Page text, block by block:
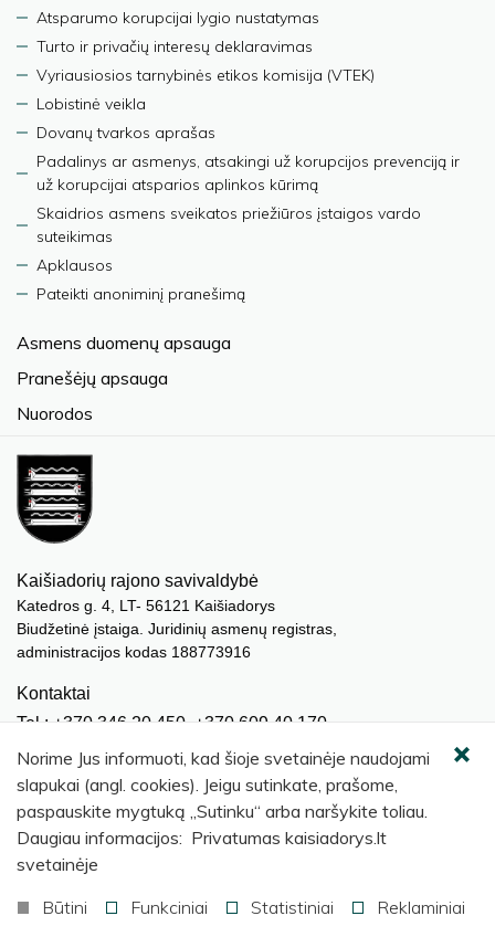
Atsparumo korupcijai lygio nustatymas
Turto ir privačių interesų deklaravimas
Vyriausiosios tarnybinės etikos komisija (VTEK)
Lobistinė veikla
Dovanų tvarkos aprašas
Padalinys ar asmenys, atsakingi už korupcijos prevenciją ir
už korupcijai atsparios aplinkos kūrimą
Skaidrios asmens sveikatos priežiūros įstaigos vardo
suteikimas
Apklausos
Pateikti anoniminį pranešimą
Asmens duomenų apsauga
Pranešėjų apsauga
Nuorodos
Kaišiadorių rajono savivaldybė
Katedros g. 4, LT- 56121 Kaišiadorys
Biudžetinė įstaiga. Juridinių asmenų registras,
administracijos kodas 188773916
Kontaktai
Tel.: +370 346 20 450, +370 609 40 170
El. paštas.: meras@kaisiadorys.lt
dokumentai@kaisiadorys.lt
Naujienų prenumerata
© 2026 Kaišiadorių rajono savivaldybė
Norime Jus informuoti, kad šioje svetainėje naudojami
slapukai (angl. cookies). Jeigu sutinkate, prašome,
paspauskite mygtuką „Sutinku“ arba naršykite toliau.
Daugiau informacijos: Privatumas kaisiadorys.lt
svetainėje
Būtini
Funkciniai Statistiniai Reklaminiai